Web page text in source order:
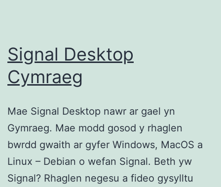
Signal Desktop
Cymraeg
Mae Signal Desktop nawr ar gael yn
Gymraeg. Mae modd gosod y rhaglen
bwrdd gwaith ar gyfer Windows, MacOS a
Linux – Debian o wefan Signal. Beth yw
Signal? Rhaglen negesu a fideo gysylltu